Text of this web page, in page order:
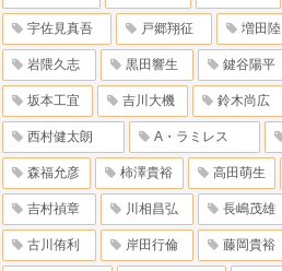
宇佐見真吾 戸郷翔征 増田陸
岩隈久志 黒田響生 鍵谷陽平
坂本工宜 吉川大機 鈴木尚広
西村健太朗 A・ラミレス
森福允彦 柿澤貴裕 高田萌生
吉村禎章 川相昌弘 長嶋茂雄
古川侑利 岸田行倫 藤岡貴裕